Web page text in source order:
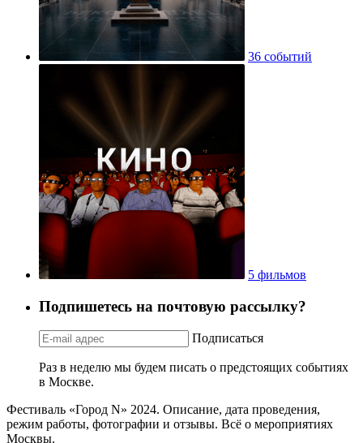
36 событий
5 фильмов
Подпишетесь на почтовую рассылку?
Подписаться
Раз в неделю мы будем писать о предстоящих событиях
в Москве.
Фестиваль «Город N» 2024. Описание, дата проведения,
режим работы, фотографии и отзывы. Всё о мероприятиях
Москвы.